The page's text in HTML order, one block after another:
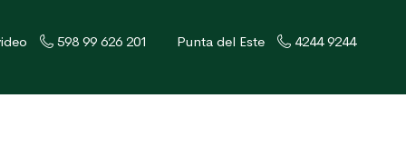
598 99 626 201 Punta del Este 4244 9244